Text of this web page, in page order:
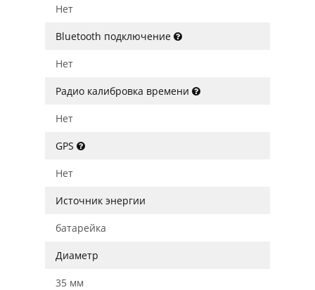
Нет
Bluetooth подключение
Нет
Радио калибровка времени
Нет
GPS
Нет
Источник энергии
батарейка
Диаметр
35 мм